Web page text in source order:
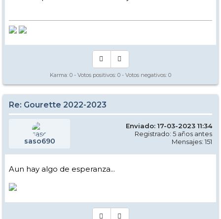
Karma: 0 - Votos positivos: 0 - Votos negativos: 0
Re: Gourette 2022-2023
saso690
Enviado: 17-03-2023 11:34
Registrado: 5 años antes
Mensajes: 151
Aun hay algo de esperanza...